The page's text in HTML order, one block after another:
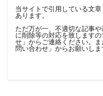
当サイトで引用している文
あります。
ただ万が一、不適切な記事
に削除等の対応を致します
せ 」からご連絡ください。
問い合わせ 」からお願いしま